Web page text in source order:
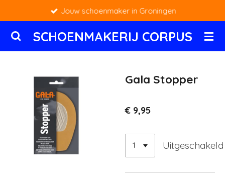
naar
de
SCHOENMAKERIJ CORPUS
Jouw schoenmaker in Groningen
Gala Stopper
€ 9,95
Uitgeschakeld